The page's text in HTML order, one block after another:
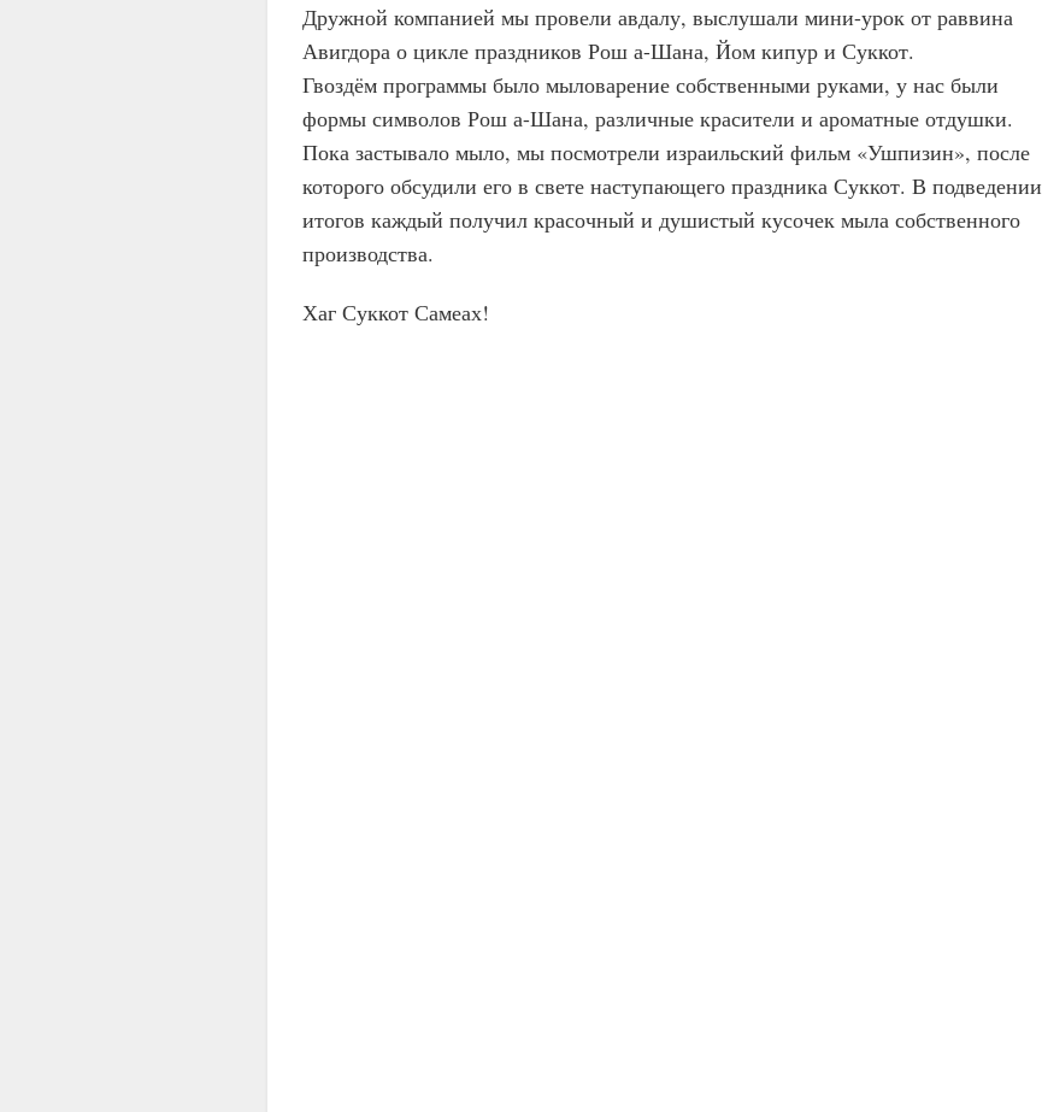
Дружной компанией мы провели авдалу, выслушали мини-урок от раввина
Авигдора о цикле праздников Рош а-Шана, Йом кипур и Суккот.
Гвоздём программы было мыловарение собственными руками, у нас были
формы символов Рош а-Шана, различные красители и ароматные отдушки.
Пока застывало мыло, мы посмотрели израильский фильм «Ушпизин», после
которого обсудили его в свете наступающего праздника Суккот. В подведении
итогов каждый получил красочный и душистый кусочек мыла собственного
производства.
Хаг Суккот Самеах!